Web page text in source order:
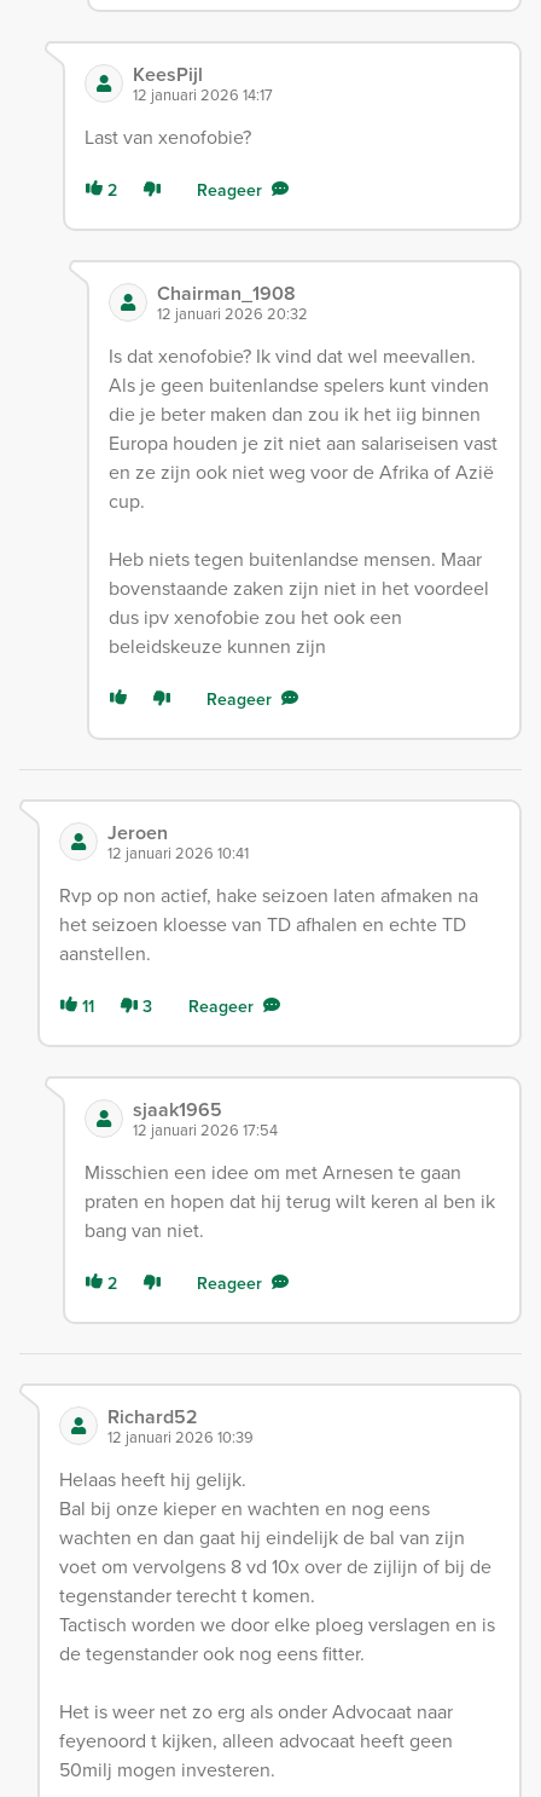
KeesPijl
12 januari 2026 14:17
Last van xenofobie?
2 Reageer
Chairman_1908
12 januari 2026 20:32
Is dat xenofobie? Ik vind dat wel meevallen.
Als je geen buitenlandse spelers kunt vinden
die je beter maken dan zou ik het iig binnen
Europa houden je zit niet aan salariseisen vast
en ze zijn ook niet weg voor de Afrika of Azië
cup.
Heb niets tegen buitenlandse mensen. Maar
bovenstaande zaken zijn niet in het voordeel
dus ipv xenofobie zou het ook een
beleidskeuze kunnen zijn
Reageer
Jeroen
12 januari 2026 10:41
Rvp op non actief, hake seizoen laten afmaken na
het seizoen kloesse van TD afhalen en echte TD
aanstellen.
11 3 Reageer
sjaak1965
12 januari 2026 17:54
Misschien een idee om met Arnesen te gaan
praten en hopen dat hij terug wilt keren al ben ik
bang van niet.
2 Reageer
Richard52
12 januari 2026 10:39
Helaas heeft hij gelijk.
Bal bij onze kieper en wachten en nog eens
wachten en dan gaat hij eindelijk de bal van zijn
voet om vervolgens 8 vd 10x over de zijlijn of bij de
tegenstander terecht t komen.
Tactisch worden we door elke ploeg verslagen en is
de tegenstander ook nog eens fitter.
Het is weer net zo erg als onder Advocaat naar
feyenoord t kijken, alleen advocaat heeft geen
50milj mogen investeren.